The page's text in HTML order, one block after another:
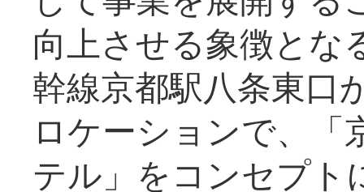
向上させる象徴とな
幹線京都駅八条東口
ロケーションで、「
テル」をコンセプト